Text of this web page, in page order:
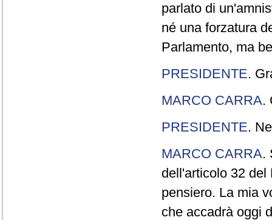
parlato di
né una forzatura
Parlamento, ma
PRESIDENTE.
MARCO CARRA.
PRESIDENTE.
MARCO CARRA.
dell'articolo 32 del
pensiero. La mia
che accadrà oggi